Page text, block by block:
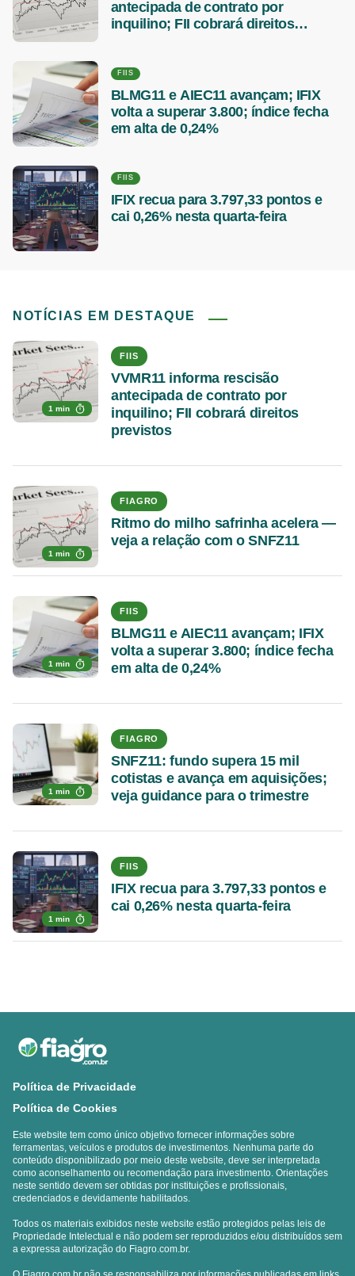
antecipada de contrato por
inquilino; FII cobrará direitos
FIIS
BLMG11 e AIEC11 avançam; IFIX
volta a superar 3.800; índice fecha
em alta de 0,24%
FIIS
IFIX recua para 3.797,33 pontos e
cai 0,26% nesta quarta-feira
NOTÍCIAS EM DESTAQUE
1 min
FIIS
VVMR11 informa rescisão
antecipada de contrato por
inquilino; FII cobrará direitos
previstos
1 min
FIAGRO
Ritmo do milho safrinha acelera —
veja a relação com o SNFZ11
1 min
FIIS
BLMG11 e AIEC11 avançam; IFIX
volta a superar 3.800; índice fecha
em alta de 0,24%
1 min
FIAGRO
SNFZ11: fundo supera 15 mil
cotistas e avança em aquisições;
veja guidance para o trimestre
1 min
FIIS
IFIX recua para 3.797,33 pontos e
cai 0,26% nesta quarta-feira
Política de Privacidade
Política de Cookies
Este website tem como único objetivo fornecer informações sobre
ferramentas, veículos e produtos de investimentos. Nenhuma parte do
conteúdo disponibilizado por meio deste website, deve ser interpretada
como aconselhamento ou recomendação para investimento. Orientações
neste sentido devem ser obtidas por instituições e profissionais,
credenciados e devidamente habilitados.
Todos os materiais exibidos neste website estão protegidos pelas leis de
Propriedade Intelectual e não podem ser reproduzidos e/ou distribuídos sem
a expressa autorização do Fiagro.com.br.